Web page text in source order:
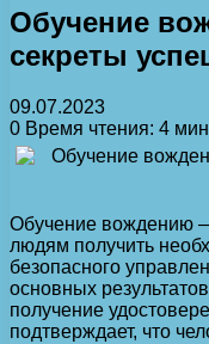
Обучение
секреты
09.07.2023
0 Время чтения: 4
Обучение вождению
людям получить
безопасного
основных
получение
подтверждает, что